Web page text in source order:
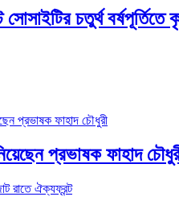
চতুর্থ বর্ষপূর্তিতে
প্রভাষক ফাহাদ